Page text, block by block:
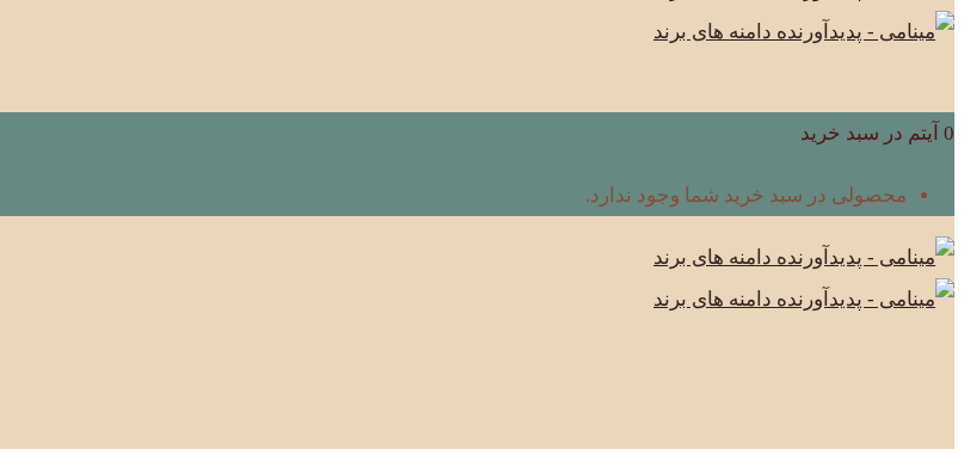
0 آیتم در سبد خرید
محصولی در سبد خرید شما وجود ندارد.